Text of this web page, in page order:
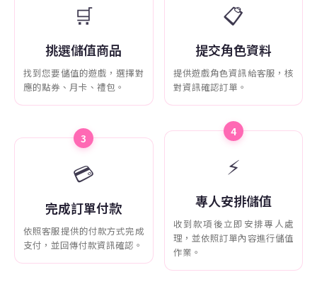
🛒
挑選儲值商品
找到您要儲值的遊戲，選擇對
應的點券、月卡、禮包。
📋
提交角色資料
提供遊戲角色資訊給客服，核
對資訊確認訂單。
3
💳
完成訂單付款
依照客服提供的付款方式完成
支付，並回傳付款資訊確認。
4
⚡
專人安排儲值
收到款項後立即安排專人處
理，並依照訂單內容進行儲值
作業。